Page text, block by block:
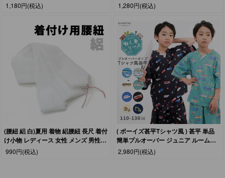
1,180円(税込) 1,280円(税込)
(腰紐 絽 白)夏用 着物 絽腰紐 長尺 着付
け小物 レディース 女性 メンズ 男性
(zr)
990円(税込)
( ボーイズ甚平Tシャツ風 ) 甚平 単品
簡単プルオーバー ジュニア ルームウ
ェア パジャマ 男の子 zinbei boys
separate じんべい 簡単 簡易 おしゃれ
2,980円(税込)